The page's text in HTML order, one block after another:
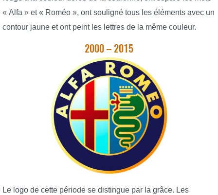
« Alfa » et « Roméo », ont souligné tous les éléments avec un
contour jaune et ont peint les lettres de la même couleur.
2000 – 2015
Le logo de cette période se distingue par la grâce. Les